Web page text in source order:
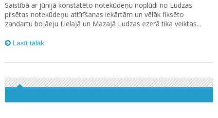
Saistībā ar jūnijā konstatēto notekūdeņu noplūdi no Ludzas
pilsētas notekūdeņu attīrīšanas iekārtām un vēlāk fiksēto
zandartu bojāeju Lielajā un Mazajā Ludzas ezerā tika veiktas...
Lasīt tālāk